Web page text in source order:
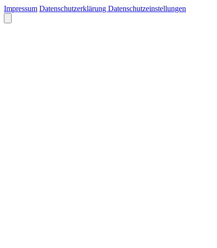
Impressum Datenschutzerklärung Datenschutzeinstellungen